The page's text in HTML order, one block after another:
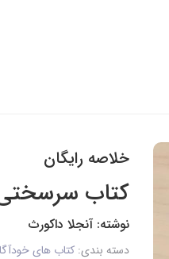
خلاصه رایگان
کتاب
نوشته: آنجلا داکورث
دسته بندی: کتاب های